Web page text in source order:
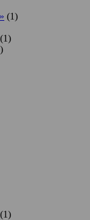
(1)
(1)
(1)